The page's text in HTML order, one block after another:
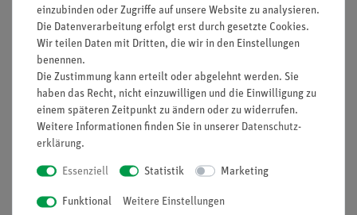
Peltier-Koeffizient,
Kälteleistung
Heizleistung
Effizienz Bewertung,
Thomson-Koeffizient
Seebeck-Koeffizienten
Thomson Gleichungen
Wärmeleitung
Erzwungene Kühlung
Joule-Effekt
einzubinden oder Zugriffe auf unsere Website zu analysieren.
Die Datenverarbeitung erfolgt erst durch gesetzte Cookies.
Wir teilen Daten mit Dritten, die wir in den Einstellungen
benennen.
Die Zustimmung kann erteilt oder abgelehnt werden. Sie
haben das Recht, nicht einzuwilligen und die Einwilligung zu
einem späteren Zeitpunkt zu ändern oder zu widerrufen.
Weitere Informationen finden Sie in unserer Daten­schutz­
erklärung.
Essenziell Statistik Marketing
Funktional Weitere Einstellungen